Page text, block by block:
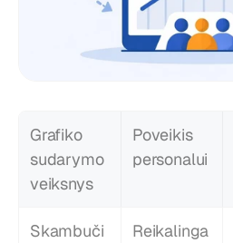
Grafiko
sudarymo
veiksnys
Poveikis
personalui
Skambuči
Reikalinga